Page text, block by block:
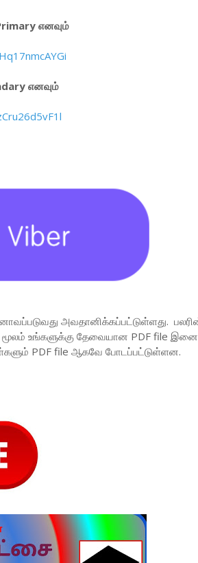
எனவும்
எனவும்
அவதானிக்கப்பட்டுள்ளது.
மூலம் உங்களுக்கு தேவையான PDF file
PDF file ஆகவே போடப்பட்டுள்ளன.